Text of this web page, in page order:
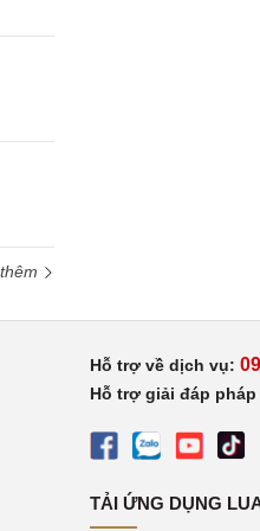
Hỗ trợ về dịch vụ:
Hỗ trợ giải đáp
TẢI ỨNG DỤNG